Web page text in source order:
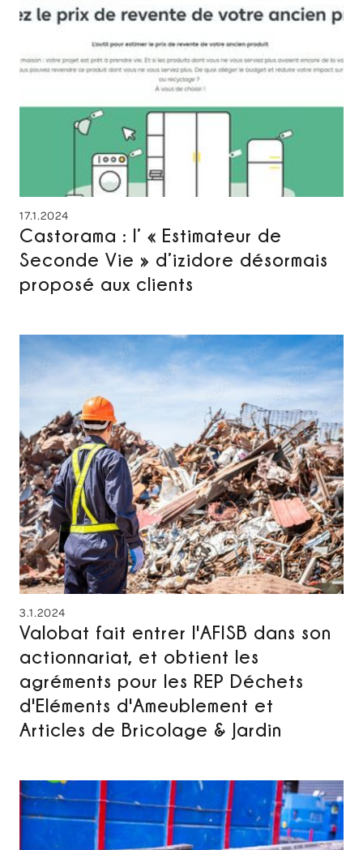
17.1.2024
Castorama : l’ « Estimateur de
Seconde Vie » d’izidore désormais
proposé aux clients
3.1.2024
Valobat fait entrer l'AFISB dans son
actionnariat, et obtient les
agréments pour les REP Déchets
d'Eléments d'Ameublement et
Articles de Bricolage & Jardin